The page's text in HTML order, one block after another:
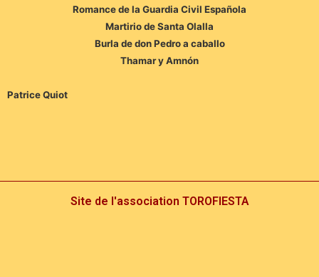
Romance de la Guardia Civil Española
Martirio de Santa Olalla
Burla de don Pedro a caballo
Thamar y Amnón
Patrice Quiot
Site de l'association TOROFIESTA